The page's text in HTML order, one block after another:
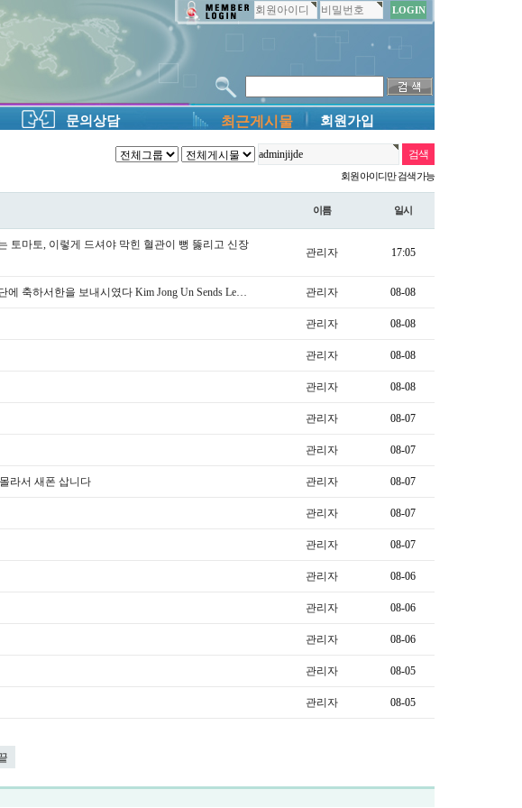
문의상담 최근게시물 회원가입
회원 아이디만 검색 가능
이름 일시
토마토, 이렇게 드셔야 막힌 혈관이 뻥 뚫리고 신장
관리자 17:05
축하서한을 보내시였다 Kim Jong Un Sends Le… 관리자 08-08
관리자 08-08
관리자 08-08
관리자 08-08
관리자 08-07
관리자 08-07
라서 새폰 삽니다 관리자 08-07
관리자 08-07
관리자 08-07
관리자 08-06
관리자 08-06
관리자 08-06
관리자 08-05
관리자 08-05